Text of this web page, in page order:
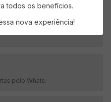
pelo Whats.
todos os benefícios.
nova experiência!